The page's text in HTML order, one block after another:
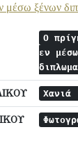
μέσω ξένων
Ο
εν
Χανιά